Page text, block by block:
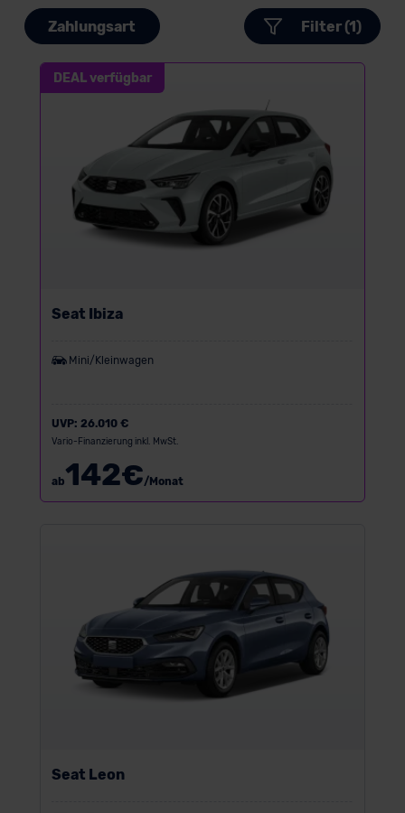
Zahlungsart Filter (1)
DEAL verfügbar
Seat Ibiza
Mini/Kleinwagen
UVP: 26.010 €
Vario-Finanzierung inkl. MwSt.
ab142€/Monat
Seat Leon